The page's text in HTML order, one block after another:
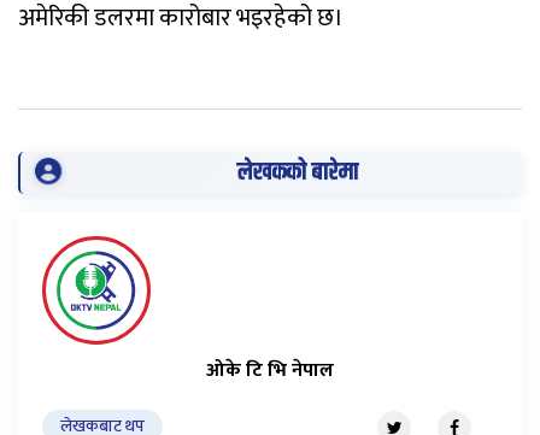
अमेरिकी डलरमा कारोबार भइरहेको छ।
लेखकको बारेमा
ओके टि भि नेपाल
लेखकबाट थप